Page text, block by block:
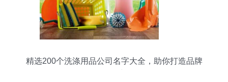
精选200个洗涤用品公司名字大全，助你打造品牌